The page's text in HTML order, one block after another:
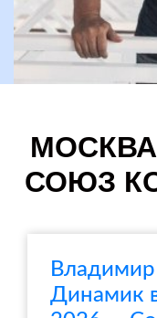
МОСКВА
СОЮЗ
Динамик